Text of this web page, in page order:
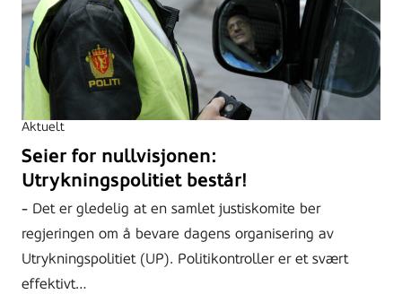
Aktuelt
Seier for nullvisjonen:
Utrykningspolitiet består!
- Det er gledelig at en samlet justiskomite ber
regjeringen om å bevare dagens organisering av
Utrykningspolitiet (UP). Politikontroller er et svært
effektivt…